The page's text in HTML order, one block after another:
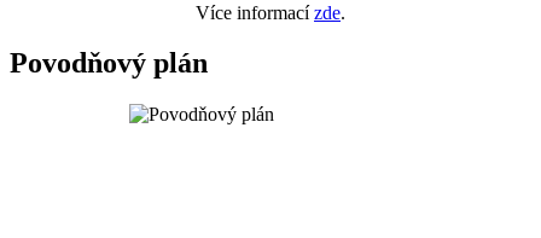
Více informacízde.
Povodňový plán